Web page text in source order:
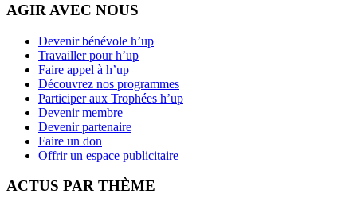
AGIR AVEC NOUS
Devenir bénévole h’up
Travailler pour h’up
Faire appel à h’up
Découvrez nos programmes
Participer aux Trophées h’up
Devenir membre
Devenir partenaire
Faire un don
Offrir un espace publicitaire
ACTUS PAR THÈME